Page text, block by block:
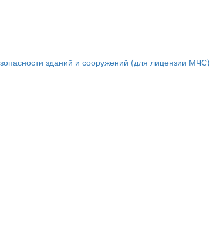
зданий и сооружений (для лицензии МЧС)